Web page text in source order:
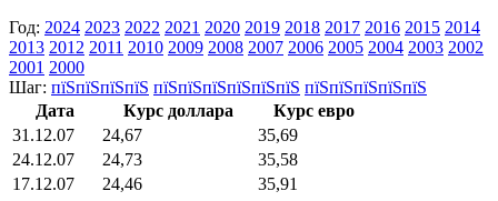
Год: 2024 2023 2022 2021 2020 2019 2018 2017 2016 2015 2014
2013 2012 2011 2010 2009 2008 2007 2006 2005 2004 2003 2002
2001 2000
Шаг: пїЅпїЅпїЅпїЅ пїЅпїЅпїЅпїЅпїЅпїЅ пїЅпїЅпїЅпїЅпїЅ
Дата
Курс доллара
Курс евро
31.12.07
24,67
35,69
24.12.07
24,73
35,58
17.12.07
24,46
35,91